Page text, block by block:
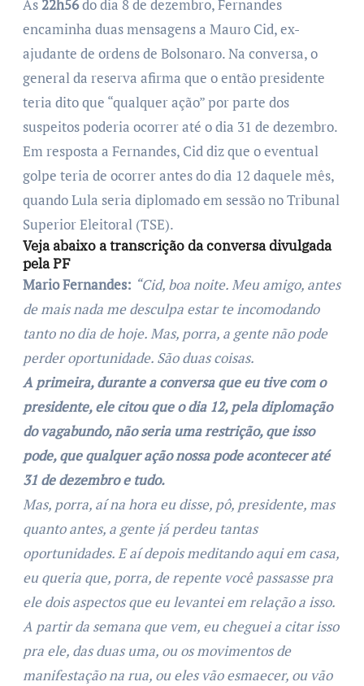
Às22h56do dia 8 de dezembro, Fernandes
encaminha duas mensagens a Mauro Cid, ex-
ajudante de ordens de Bolsonaro. Na conversa, o
general da reserva afirma que o então presidente
teria dito que “qualquer ação” por parte dos
suspeitos poderia ocorrer até o dia 31 de dezembro.
Em resposta a Fernandes, Cid diz que o eventual
golpe teria de ocorrer antes do dia 12 daquele mês,
quando Lula seria diplomado em sessão no Tribunal
Superior Eleitoral (TSE).
Veja abaixo a transcrição da conversa divulgada
pela PF
Mario Fernandes: “Cid, boa noite. Meu amigo, antes
de mais nada me desculpa estar te incomodando
tanto no dia de hoje. Mas, porra, a gente não pode
perder oportunidade. São duas coisas.
A primeira, durante a conversa que eu tive com o
presidente, ele citou que o dia 12, pela diplomação
do vagabundo, não seria uma restrição, que isso
pode, que qualquer ação nossa pode acontecer até
31 de dezembro e tudo.
Mas, porra, aí na hora eu disse, pô, presidente, mas
quanto antes, a gente já perdeu tantas
oportunidades. E aí depois meditando aqui em casa,
eu queria que, porra, de repente você passasse pra
ele dois aspectos que eu levantei em relação a isso.
A partir da semana que vem, eu cheguei a citar isso
pra ele, das duas uma, ou os movimentos de
manifestação na rua, ou eles vão esmaecer, ou vão